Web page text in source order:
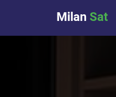
MilanSat